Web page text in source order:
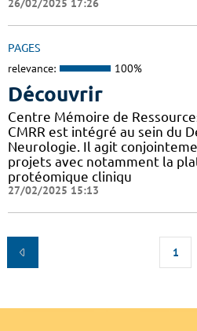
26/02/2025 17:26
PAGES
relevance: 100%
Découvrir
Centre Mémoire de
CMRR est intégré au sein du
Neurologie. Il agit
projets avec notamment la
protéomique cliniqu
27/02/2025 15:13
1